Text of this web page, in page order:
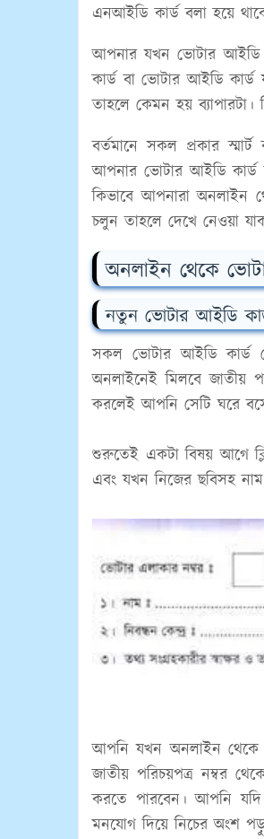
এনআইডি কার্ড বলা হয়ে
আপনার যখন ভোটার আইডি
কার্ড বা ভোটার আইডি
তাহলে কেমন হয় ব্যাপারটা।
বর্তমানে সকল প্রকার
আপনার ভোটার আইডি
কিভাবে আপনারা অনলাইন
চলুন তাহলে দেখে নেওয়া
অনলাইন থেকে
নতুন ভোটার আইডি
সকল ভোটার আইডি কার্ড
অনলাইনেই মিলবে জাতীয়
করলেই আপনি সেটি ঘরে
শুরুতেই একটা বিষয় আগে
এবং যখন নিজের ছবিসহ
আপনি যখন অনলাইন থেকে
জাতীয় পরিচয়পত্র নম্বর
করতে পারবেন। আপনি
মনযোগ দিয়ে নিচের অংশ